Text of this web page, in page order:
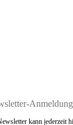
kann jederzeit